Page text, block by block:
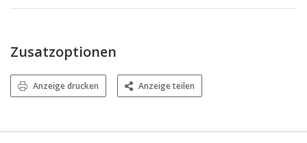
Zusatzoptionen
Anzeige drucken Anzeige teilen